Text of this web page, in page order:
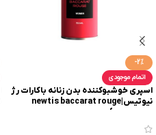
-2%
اتمام موجودی
اسپری خوشبوکننده بدن زنانه باکارات رژ
نیوتیس|newtis baccarat rouge
perfume spray